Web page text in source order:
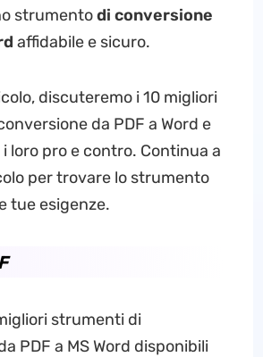
strumentodi conversione
affidabile e sicuro.
discuteremo i 10 migliori
da PDF a Word e
loro pro e contro. Continua a
per trovare lo strumento
tue esigenze.
strumenti di
PDF a MS Word disponibili